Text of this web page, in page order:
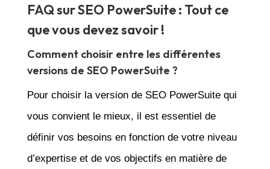
FAQ sur SEO PowerSuite : Tout ce
que vous devez savoir !
Comment choisir entre les différentes
versions de SEO PowerSuite ?
Pour choisir la version de SEO PowerSuite qui
vous convient le mieux, il est essentiel de
définir vos besoins en fonction de votre niveau
d’expertise et de vos objectifs en matière de